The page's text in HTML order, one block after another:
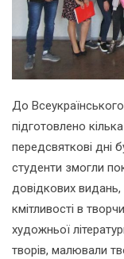
До
підготовлено
передсвяткові дні
студенти змогли
довідкових видань,
кмітливості в
художньої
творів, малювали